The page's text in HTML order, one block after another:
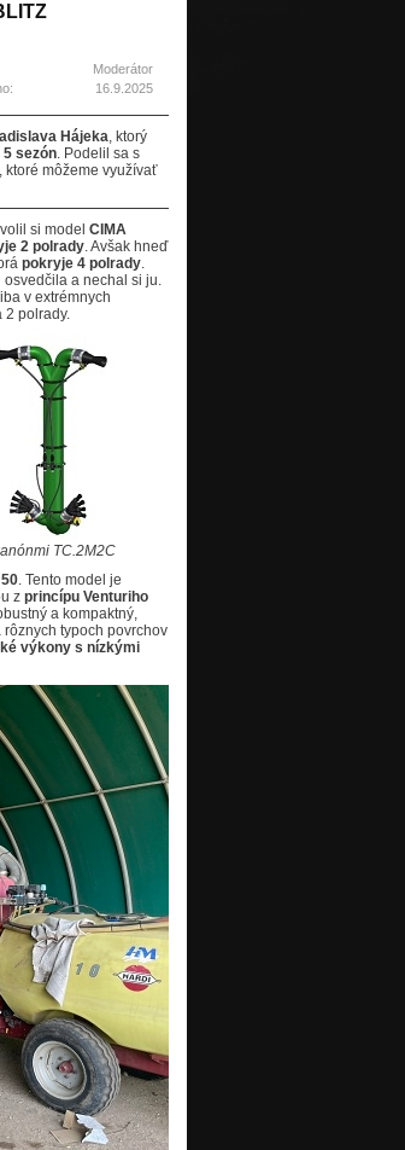
Moderátor
16.9.2025
Hájeka, ktorý
sezón. Podelil sa s
ktoré môžeme využívať
si model CIMA
2 polrady. Avšak hneď
pokryje 4 polrady.
a nechal si ju.
v extrémnych
2 polrady.
TC.2M2C
. Tento model je
z princípu Venturiho
a kompaktný,
typoch povrchov
výkony s nízkými